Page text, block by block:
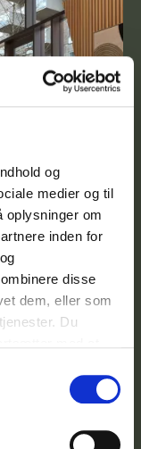
og
medier og til
oplysninger om
inden for
disse
dem, eller som
Du